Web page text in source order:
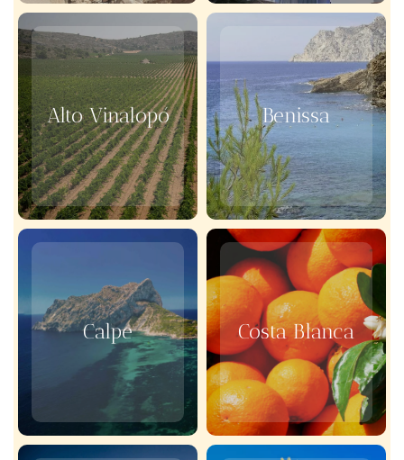
Alto Vinalopó Benissa
Calpe Costa Blanca